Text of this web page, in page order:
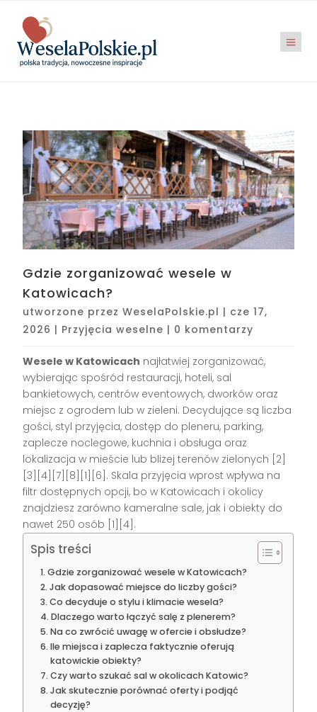
Gdzie zorganizować wesele w
Katowicach?
utworzone przezWeselaPolskie.pl | cze 17,
2026 | Przyjęcia weselne | 0 komentarzy
Wesele w Katowicach najłatwiej zorganizować,
wybierając spośród restauracji, hoteli, sal
bankietowych, centrów eventowych, dworków oraz
miejsc z ogrodem lub w zieleni. Decydujące są liczba
gości, styl przyjęcia, dostęp do pleneru, parking,
zaplecze noclegowe, kuchnia i obsługa oraz
lokalizacja w mieście lub bliżej terenów zielonych [2]
[3][4][7][8][1][6]. Skala przyjęcia wprost wpływa na
filtr dostępnych opcji, bo w Katowicach i okolicy
znajdziesz zarówno kameralne sale, jak i obiekty do
nawet 250 osób [1][4].
Spis treści
Gdzie zorganizować wesele w Katowicach?
Jak dopasować miejsce do liczby gości?
Co decyduje o stylu i klimacie wesela?
Dlaczego warto łączyć salę z plenerem?
Na co zwrócić uwagę w ofercie i obsłudze?
Ile miejsca i zaplecza faktycznie oferują
katowickie obiekty?
Czy warto szukać sal w okolicach Katowic?
Jak skutecznie porównać oferty i podjąć
decyzję?